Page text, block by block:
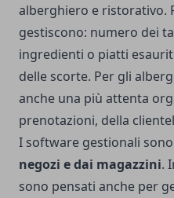
alberghiero e ristorativo.
gestiscono: numero dei
ingredienti o piatti
delle scorte. Per gli
anche una più attenta
prenotazioni, della
I software gestionali
negozi e dai magazzini.
sono pensati anche per